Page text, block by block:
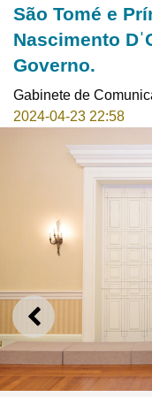
São Tomé e
Nascimento
Governo.
Gabinete de
2024-04-23 22:58
ANTERIOR